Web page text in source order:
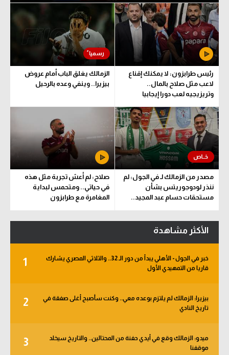
رئيس طرابزون: لا يمكنك إقناع
لاعب مثل صلاح بالمال..
وتريزيجيه لعب دورا إيجابيا
الزمالك يغلق الباب أمام عروض
بيزيرا.. وينفي وعده بالرحيل
مصدر من الزمالك لـ في الجول: لم
ننذر لودوجوريتس بشأن
مستحقات حسام عبد المجيد..
صلاح: لم أعش تجربة مثل هذه
في حياتي.. ومتحمس لبداية
المغامرة مع طرابزون
الأكثر مشاهدة
1
خبر في الجول - الأهلي يبدأ من دور الـ 32.. والثلاثي المصري يشارك
قاريا من التمهيدي الأول
2
بيزيرا: الزمالك لم يلتزم بوعده معي.. وكنت سأصبح أغلى صفقة في
تاريخ النادي
3
ميدو: الزمالك وقع في أيدي حفنة من المحتالين.. والتاريخ سيخلد
موقفنا